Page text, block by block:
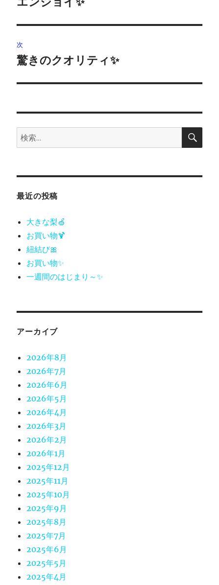
ビ
ゲ
ー
ン
投
稿:
次
次
投
驚きのクオリティ✨
検
索:
検
最近の投稿
大きな梨🍏
お買い物🍹
紐結び🎀
お買い物✨
一週間のはじまり～✨
アーカイブ
2026年8月
2026年7月
2026年6月
2026年5月
2026年4月
2026年3月
2026年2月
2026年1月
2025年12月
2025年11月
2025年10月
2025年9月
2025年8月
2025年7月
2025年6月
2025年5月
2025年4月